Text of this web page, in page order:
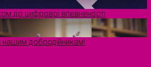
до цифрової впевненості
добродійникам!